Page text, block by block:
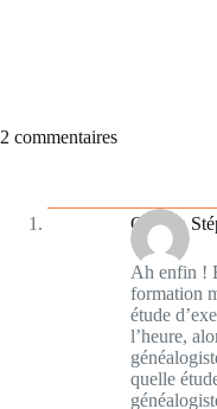
2 commentaires
Cosson
Ah enfin !
formation
étude
l’heure,
quelle